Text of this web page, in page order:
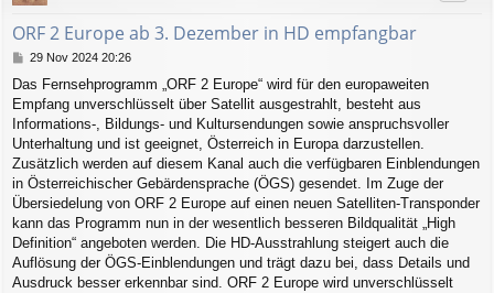
ORF 2 Europe ab 3. Dezember in HD empfangbar
B
i
t
r
a
29 Nov 2024 20:26
Das Fernsehprogramm „ORF 2 Europe“ wird für den europaweiten
Empfang unverschlüsselt über Satellit ausgestrahlt, besteht aus
Informations-, Bildungs- und Kultursendungen sowie anspruchsvoller
Unterhaltung und ist geeignet, Österreich in Europa darzustellen.
Zusätzlich werden auf diesem Kanal auch die verfügbaren Einblendungen
in Österreichischer Gebärdensprache (ÖGS) gesendet. Im Zuge der
Übersiedelung von ORF 2 Europe auf einen neuen Satelliten-Transponder
kann das Programm nun in der wesentlich besseren Bildqualität „High
Definition“ angeboten werden. Die HD-Ausstrahlung steigert auch die
Auflösung der ÖGS-Einblendungen und trägt dazu bei, dass Details und
Ausdruck besser erkennbar sind. ORF 2 Europe wird unverschlüsselt